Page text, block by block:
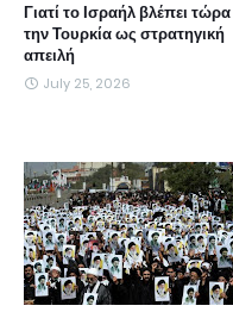
Γιατί το Ισραήλ βλέπει τώρα
την Τουρκία ως στρατηγική
απειλή
July 25, 2026